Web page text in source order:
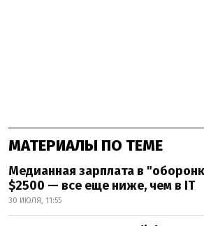
МАТЕРИАЛЫ ПО ТЕМЕ
Медианная зарплата в
$2500 — все еще ниже, чем в IT
30 ИЮЛЯ, 11:55